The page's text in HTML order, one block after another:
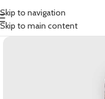
Skip to navigation
Skip to main content